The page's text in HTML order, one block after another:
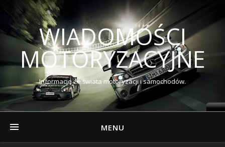
WIADOMOŚCI
MOTORYZACYJNE
Informacje ze świata motoryzacji i samochodów.
MENU